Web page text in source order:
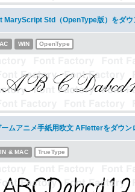
MaryScript Std（OpenType版）をダウ
WIN OpenType
ームアニメ手紙用欧文 AFletterをダウン
& MAC TrueType